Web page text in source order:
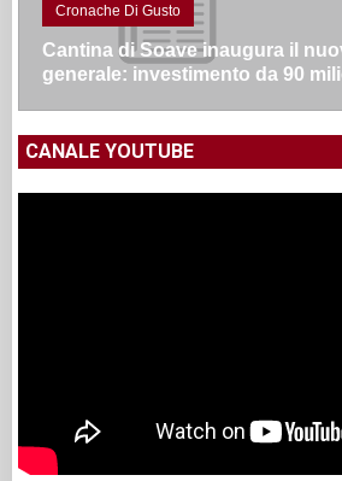
Cronache Di Gusto
Cantina di Soave inaugura il
generale: investimento da 90
CANALE YOUTUBE